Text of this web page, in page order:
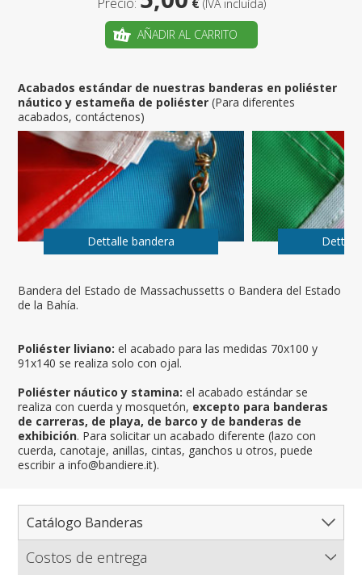
Bandera del Estado de Massachussetts o Bandera del Estado
de la Bahía.
Poliéster liviano: el acabado para las medidas 70x100 y
91x140 se realiza solo con ojal.
Poliéster náutico y stamina: el acabado estándar se
realiza con cuerda y mosquetón, excepto para banderas
de carreras, de playa, de barco y de banderas de
exhibición. Para solicitar un acabado diferente (lazo con
cuerda, canotaje, anillas, cintas, ganchos u otros, puede
escribir a info@bandiere.it).
(IVA incluída)
AÑADIR AL CARRITO
Acabados estándar de nuestras banderas en poliéster
náutico y estameña de poliéster (Para diferentes
acabados, contáctenos)
Dettalle bandera
Catálogo Banderas
Catálogo completo de banderas
Costos de entrega